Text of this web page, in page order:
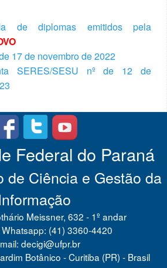
de diplomas emitidos pela
17 de novembro de 2022
SERES/SESU nº de 12 de
Federal do Paraná
de Ciência e Gestão da
Meissner, 632 - 1º andar
(41) 3360-4420
decigi@ufpr.br
Botânico - Curitiba (PR) - Brasil